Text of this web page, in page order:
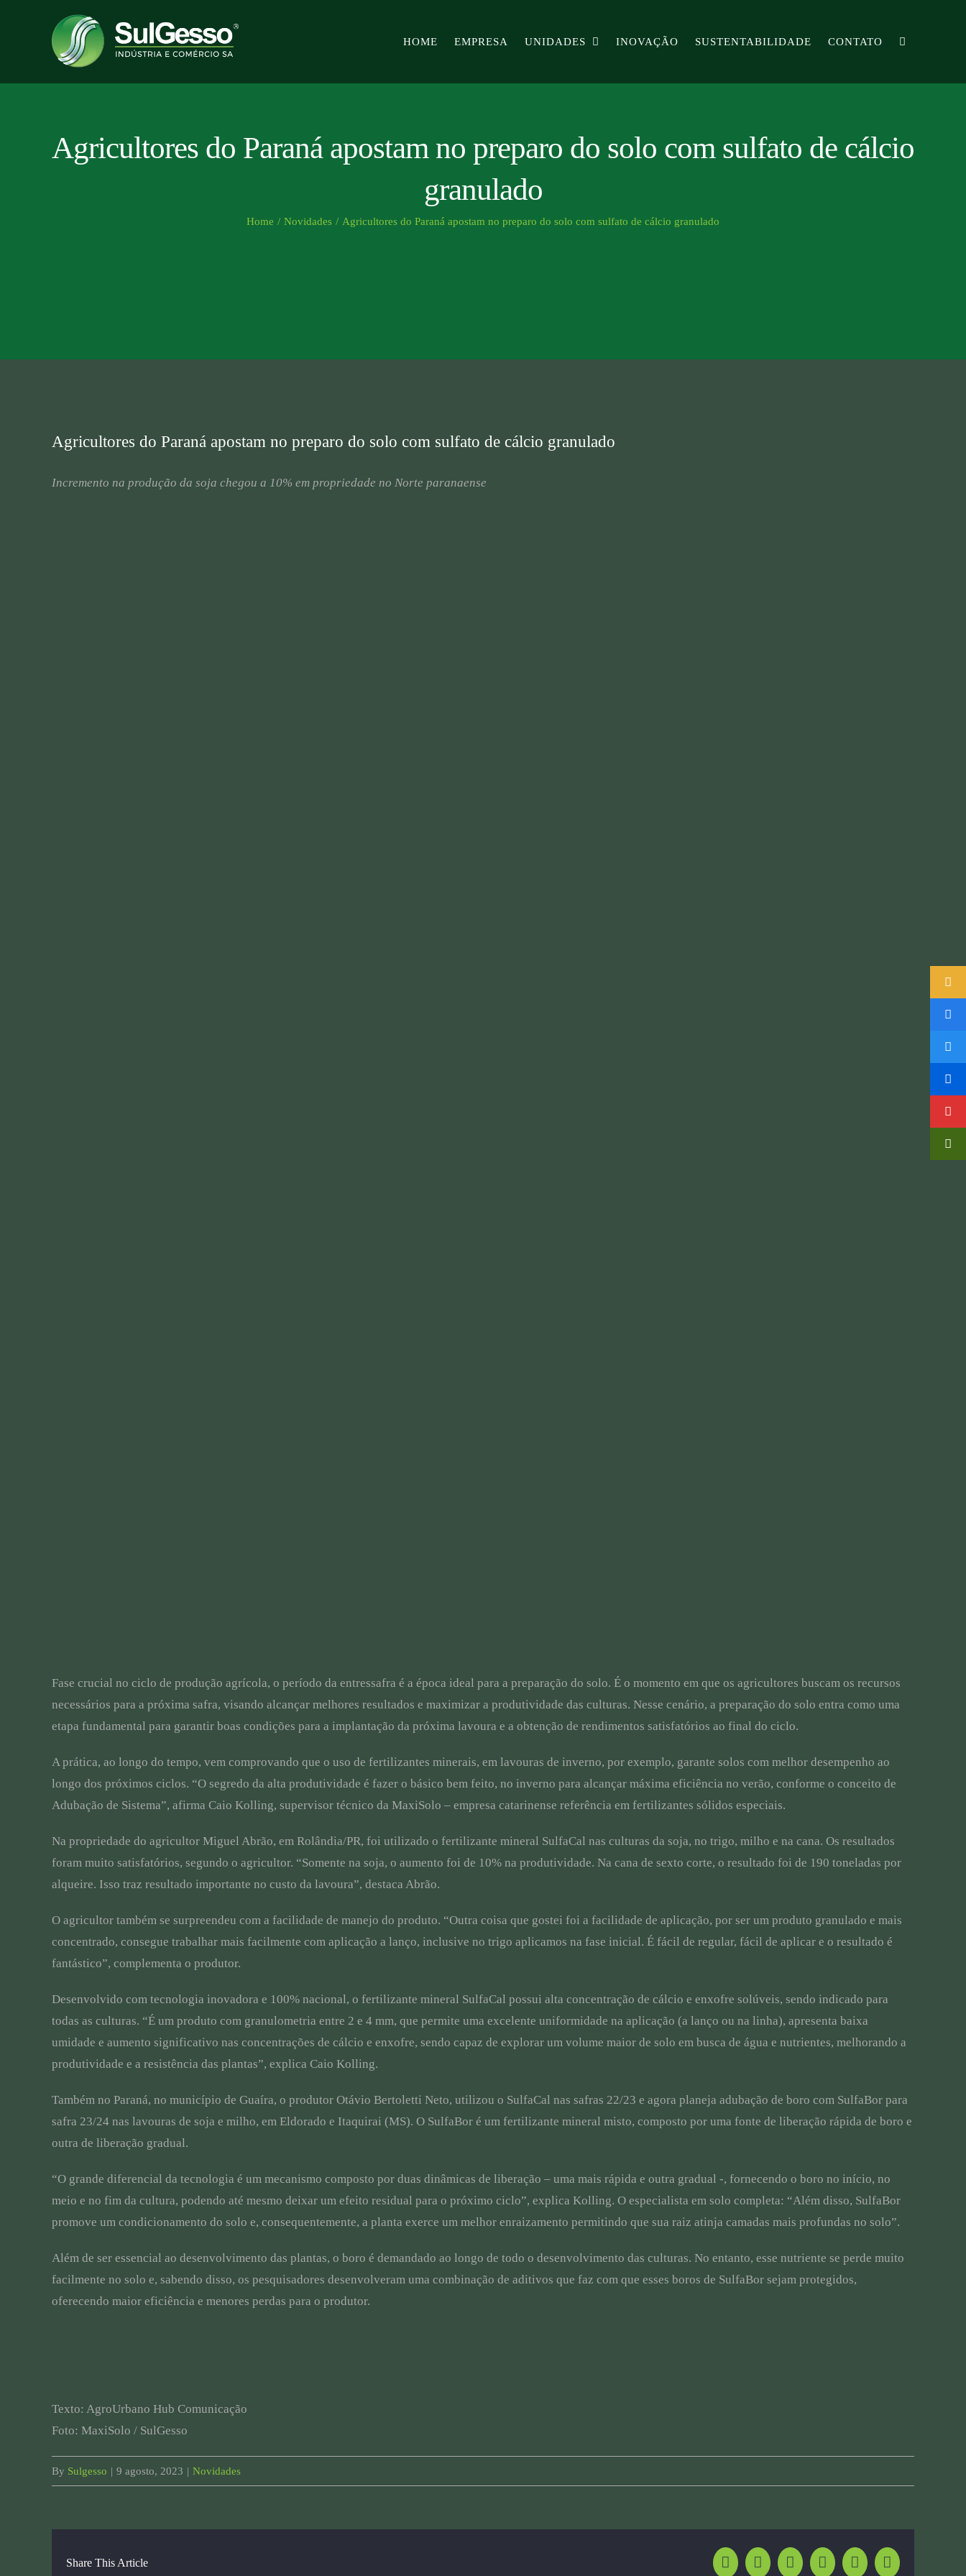
HOME EMPRESA UNIDADES INOVAÇÃO SUSTENTABILIDADE CONTATO
Agricultores do Paraná apostam no preparo do solo com sulfato de cálcio
granulado
Home / Novidades / Agricultores do Paraná apostam no preparo do solo com sulfato de cálcio granulado
Agricultores do Paraná apostam no preparo do solo com sulfato de cálcio granulado
Incremento na produção da soja chegou a 10% em propriedade no Norte paranaense
Fase crucial no ciclo de produção agrícola, o período da entressafra é a época ideal para a preparação do solo. É o momento em que os agricultores buscam os recursos
necessários para a próxima safra, visando alcançar melhores resultados e maximizar a produtividade das culturas. Nesse cenário, a preparação do solo entra como uma
etapa fundamental para garantir boas condições para a implantação da próxima lavoura e a obtenção de rendimentos satisfatórios ao final do ciclo.
A prática, ao longo do tempo, vem comprovando que o uso de fertilizantes minerais, em lavouras de inverno, por exemplo, garante solos com melhor desempenho ao
longo dos próximos ciclos. “O segredo da alta produtividade é fazer o básico bem feito, no inverno para alcançar máxima eficiência no verão, conforme o conceito de
Adubação de Sistema”, afirma Caio Kolling, supervisor técnico da MaxiSolo – empresa catarinense referência em fertilizantes sólidos especiais.
Na propriedade do agricultor Miguel Abrão, em Rolândia/PR, foi utilizado o fertilizante mineral SulfaCal nas culturas da soja, no trigo, milho e na cana. Os resultados
foram muito satisfatórios, segundo o agricultor. “Somente na soja, o aumento foi de 10% na produtividade. Na cana de sexto corte, o resultado foi de 190 toneladas por
alqueire. Isso traz resultado importante no custo da lavoura”, destaca Abrão.
O agricultor também se surpreendeu com a facilidade de manejo do produto. “Outra coisa que gostei foi a facilidade de aplicação, por ser um produto granulado e mais
concentrado, consegue trabalhar mais facilmente com aplicação a lanço, inclusive no trigo aplicamos na fase inicial. É fácil de regular, fácil de aplicar e o resultado é
fantástico”, complementa o produtor.
Desenvolvido com tecnologia inovadora e 100% nacional, o fertilizante mineral SulfaCal possui alta concentração de cálcio e enxofre solúveis, sendo indicado para
todas as culturas. “É um produto com granulometria entre 2 e 4 mm, que permite uma excelente uniformidade na aplicação (a lanço ou na linha), apresenta baixa
umidade e aumento significativo nas concentrações de cálcio e enxofre, sendo capaz de explorar um volume maior de solo em busca de água e nutrientes, melhorando a
produtividade e a resistência das plantas”, explica Caio Kolling.
Também no Paraná, no município de Guaíra, o produtor Otávio Bertoletti Neto, utilizou o SulfaCal nas safras 22/23 e agora planeja adubação de boro com SulfaBor para
safra 23/24 nas lavouras de soja e milho, em Eldorado e Itaquirai (MS). O SulfaBor é um fertilizante mineral misto, composto por uma fonte de liberação rápida de boro e
outra de liberação gradual.
“O grande diferencial da tecnologia é um mecanismo composto por duas dinâmicas de liberação – uma mais rápida e outra gradual -, fornecendo o boro no início, no
meio e no fim da cultura, podendo até mesmo deixar um efeito residual para o próximo ciclo”, explica Kolling. O especialista em solo completa: “Além disso, SulfaBor
promove um condicionamento do solo e, consequentemente, a planta exerce um melhor enraizamento permitindo que sua raiz atinja camadas mais profundas no solo”.
Além de ser essencial ao desenvolvimento das plantas, o boro é demandado ao longo de todo o desenvolvimento das culturas. No entanto, esse nutriente se perde muito
facilmente no solo e, sabendo disso, os pesquisadores desenvolveram uma combinação de aditivos que faz com que esses boros de SulfaBor sejam protegidos,
oferecendo maior eficiência e menores perdas para o produtor.
Texto: AgroUrbano Hub Comunicação
Foto: MaxiSolo / SulGesso
By Sulgesso | 9 agosto, 2023 | Novidades
Share This Article Facebook
TwitterLinkedInWhatsapp
PinterestEmail